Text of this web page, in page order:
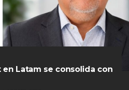
en Latam se consolida con